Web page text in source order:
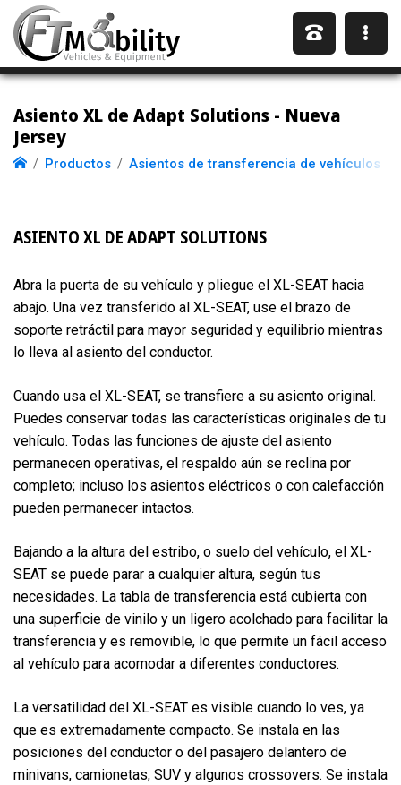
Asiento XL de Adapt Solutions - Nueva
Jersey
Productos Asientos de transferencia de vehículos
ASIENTO XL DE ADAPT SOLUTIONS
Abra la puerta de su vehículo y pliegue el XL-SEAT hacia
abajo. Una vez transferido al XL-SEAT, use el brazo de
soporte retráctil para mayor seguridad y equilibrio mientras
lo lleva al asiento del conductor.
Cuando usa el XL-SEAT, se transfiere a su asiento original.
Puedes conservar todas las características originales de tu
vehículo. Todas las funciones de ajuste del asiento
permanecen operativas, el respaldo aún se reclina por
completo; incluso los asientos eléctricos o con calefacción
pueden permanecer intactos.
Bajando a la altura del estribo, o suelo del vehículo, el XL-
SEAT se puede parar a cualquier altura, según tus
necesidades. La tabla de transferencia está cubierta con
una superficie de vinilo y un ligero acolchado para facilitar la
transferencia y es removible, lo que permite un fácil acceso
al vehículo para acomodar a diferentes conductores.
La versatilidad del XL-SEAT es visible cuando lo ves, ya
que es extremadamente compacto. Se instala en las
posiciones del conductor o del pasajero delantero de
minivans, camionetas, SUV y algunos crossovers. Se instala